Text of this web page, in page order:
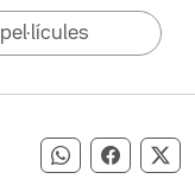
pel·lícules
Compartir